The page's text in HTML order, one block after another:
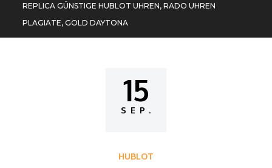
REPLICA GÜNSTIGE HUBLOT UHREN, RADO UHREN
PLAGIATE, GOLD DAYTONA
Posted
on
15
SEP.
HUBLOT